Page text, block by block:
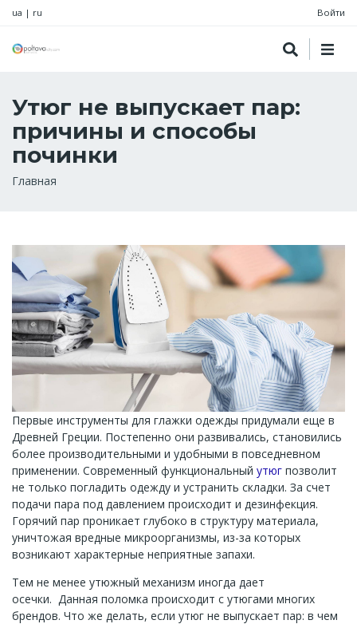
ua | ru Войти
Утюг не выпускает пар:
причины и способы
починки
Строка
Главная
Первые инструменты для глажки одежды придумали еще в
Древней Греции. Постепенно они развивались, становились
более производительными и удобными в повседневном
применении. Современный функциональный утюг позволит
не только погладить одежду и устранить складки. За счет
подачи пара под давлением происходит и дезинфекция.
Горячий пар проникает глубоко в структуру материала,
уничтожая вредные микроорганизмы, из-за которых
возникают характерные неприятные запахи.
Тем не менее утюжный механизм иногда дает
осечки. Данная поломка происходит с утюгами многих
брендов. Что же делать, если утюг не выпускает пар: в чем